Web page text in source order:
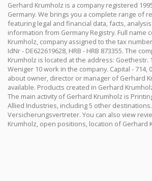
Gerhard Krumholz is a company registered
Germany. We brings you a complete range of
featuring legal and financial data, facts,
information from Germany Registry. Full name
Krumholz, company assigned to the tax
IdNr - DE622619628, HRB - HRB 873355. The
Krumholz is located at the address: Goethestr.
Weniger 10 work in the company. Capital - 714,
about owner, director or manager of Gerhard
available. Products created in Gerhard
The main activity of Gerhard Krumholz is
Allied Industries, including 5 other
Versicherungsvertreter. You can also view
Krumholz, open positions, location of Gerhard